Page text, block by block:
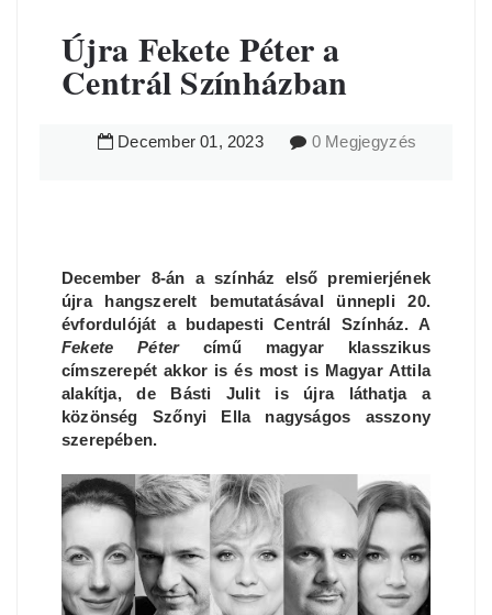
Újra Fekete Péter a
Centrál Színházban
December 01, 2023 0 Megjegyzés
December 8-án a színház első premierjének
újra hangszerelt bemutatásával ünnepli 20.
évfordulóját a budapesti Centrál Színház. A
Fekete Pétercímű magyar klasszikus
címszerepét akkor is és most is Magyar Attila
alakítja, de Básti Julit is újra láthatja a
közönség Szőnyi Ella nagyságos asszony
szerepében.